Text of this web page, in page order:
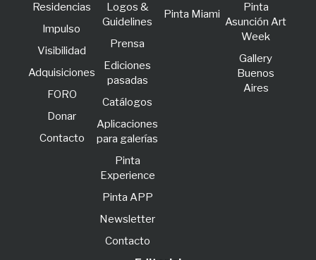
Residencias
lmpulso
Visibilidad
Adquisiciones
FORO
Donar
Contacto
Logos &
Guidelines
Prensa
Ediciones
pasadas
Catálogos
Aplicaciones
para galerías
Pinta
Experience
Pinta APP
Newsletter
Contacto
Pinta Miami
Pinta
Asunción Art
Week
Gallery
Buenos
Aires